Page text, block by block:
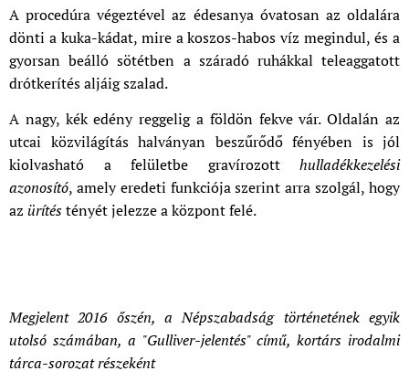
A procedúra végeztével az édesanya óvatosan az oldalára
dönti a kuka-kádat, mire a koszos-habos víz megindul, és a
gyorsan beálló sötétben a száradó ruhákkal teleaggatott
drótkerítés aljáig szalad.
A nagy, kék edény reggelig a földön fekve vár. Oldalán az
utcai közvilágítás halványan beszűrődő fényében is jól
kiolvasható a felületbe gravírozott hulladékkezelési
azonosító, amely eredeti funkciója szerint arra szolgál, hogy
az ürítéstényét jelezze a központ felé.
Megjelent 2016 őszén, a Népszabadság történetének egyik
utolsó számában, a "Gulliver-jelentés" című, kortárs irodalmi
tárca-sorozat részeként